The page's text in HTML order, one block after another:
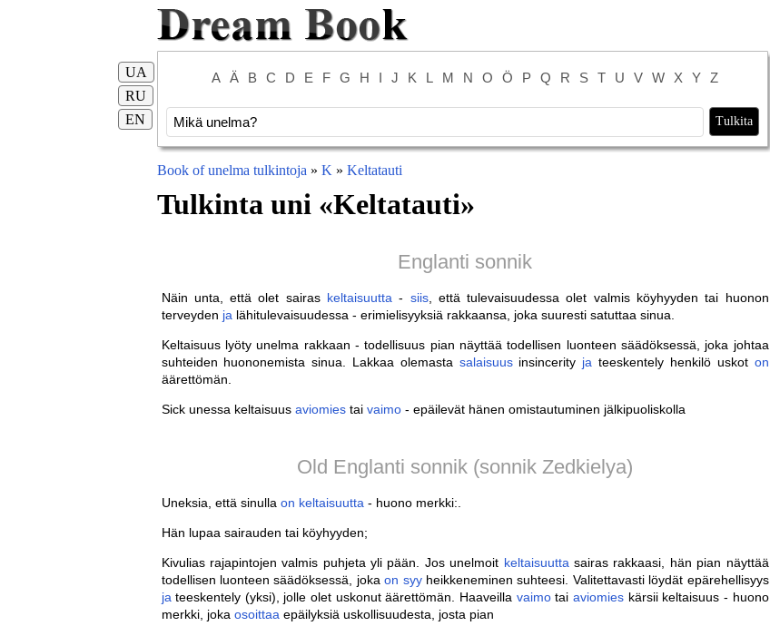
A Ä B C D E F G H I J K L M N O Ö P Q R S T U V W X Y Z
UA
RU
EN
Book of unelma tulkintoja » K » Keltatauti
Tulkinta uni «Keltatauti»
Englanti sonnik
Näin unta, että olet sairas keltaisuutta - siis, että tulevaisuudessa olet valmis köyhyyden tai huonon
terveyden ja lähitulevaisuudessa - erimielisyyksiä rakkaansa, joka suuresti satuttaa sinua.
Keltaisuus lyöty unelma rakkaan - todellisuus pian näyttää todellisen luonteen säädöksessä, joka johtaa
suhteiden huononemista sinua. Lakkaa olemasta salaisuusinsincerity ja teeskentely henkilö uskot on
äärettömän.
Sick unessa keltaisuus aviomiestai vaimo- epäilevät hänen omistautuminen jälkipuoliskolla
Old Englanti sonnik (sonnik Zedkielya)
Uneksia, että sinulla on keltaisuutta - huono merkki:.
Hän lupaa sairauden tai köyhyyden;
Kivulias rajapintojen valmis puhjeta yli pään. Jos unelmoit keltaisuutta sairas rakkaasi, hän pian näyttää
todellisen luonteen säädöksessä, jokaon syyheikkeneminen suhteesi. Valitettavasti löydät epärehellisyys
ja teeskentely (yksi), jolle olet uskonut äärettömän. Haaveilla vaimotai aviomieskärsii keltaisuus - huono
merkki, joka osoittaa epäilyksiä uskollisuudesta, josta pian